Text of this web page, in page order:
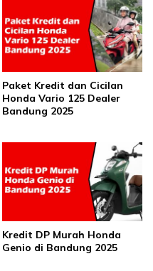
Paket Kredit dan Cicilan
Honda Vario 125 Dealer
Bandung 2025
Kredit DP Murah Honda
Genio di Bandung 2025